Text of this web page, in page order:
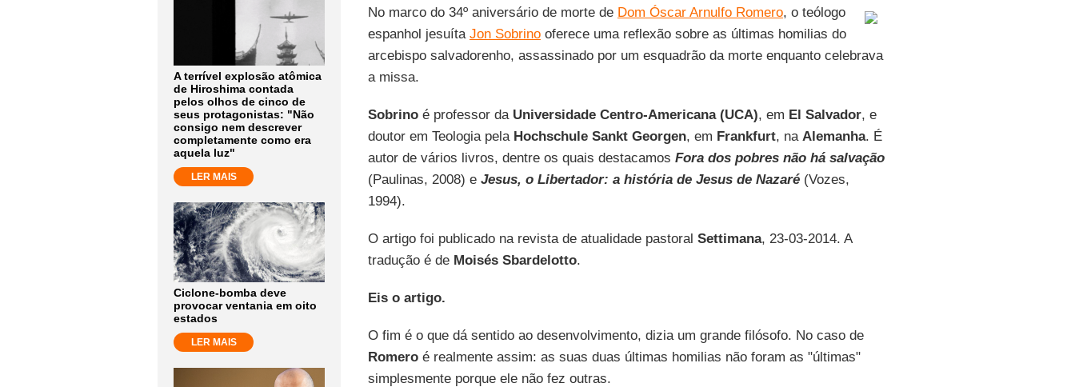
A terrível explosão atômica
de Hiroshima contada
pelos olhos de cinco de
seus protagonistas: "Não
consigo nem descrever
completamente como era
aquela luz"
LER MAIS
Ciclone-bomba deve
provocar ventania em oito
estados
LER MAIS
No marco do 34º aniversário de morte de Dom Óscar Arnulfo Romero, o teólogo
espanhol jesuíta Jon Sobrinooferece uma reflexão sobre as últimas homilias do
arcebispo salvadorenho, assassinado por um esquadrão da morte enquanto celebrava
a missa.
Sobrinoé professor da Universidade Centro-Americana (UCA), em El Salvador, e
doutor em Teologia pela Hochschule Sankt Georgen, em Frankfurt, na Alemanha. É
autor de vários livros, dentre os quais destacamos Fora dos pobres não há salvação
(Paulinas, 2008) e Jesus, o Libertador: a história de Jesus de Nazaré (Vozes,
1994).
O artigo foi publicado na revista de atualidade pastoral Settimana, 23-03-2014. A
tradução é de Moisés Sbardelotto.
Eis o artigo.
O fim é o que dá sentido ao desenvolvimento, dizia um grande filósofo. No caso de
Romeroé realmente assim: as suas duas últimas homilias não foram as "últimas"
simplesmente porque ele não fez outras.